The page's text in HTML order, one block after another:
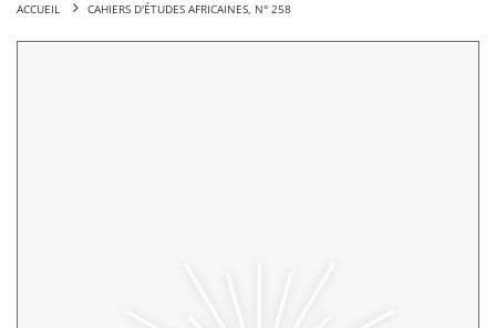
ACCUEIL CAHIERS D'ÉTUDES AFRICAINES, N° 258